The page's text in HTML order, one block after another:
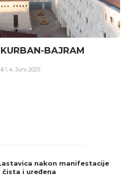
BAJRAM
\ 4. Juni 2025
nakon manifestacije
čista i uređena